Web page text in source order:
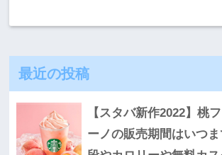
最近の投稿
【スタバ新作2022】桃
ーノの販売期間はいつ